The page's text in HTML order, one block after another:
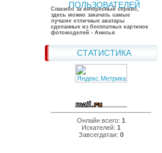
ПОЛЬЗОВАТЕЛЕЙ
Спасибо за интересный сервис,
здесь можно закачать самые
лучшие отличные аватары
сделанные из бесплатных картинок
фотомоделей - Анисья
СТАТИСТИКА
Онлайн всего: 1
Искателей: 1
Завсегдатаи: 0